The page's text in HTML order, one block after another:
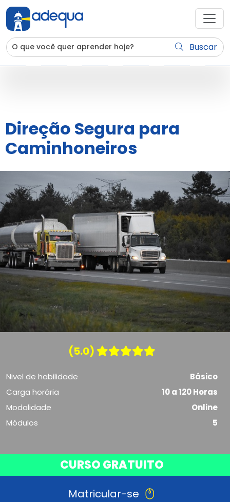
Buscar
Direção Segura para
Caminhoneiros
(5.0)
Nivel de habilidade
Básico
Carga horária
10 a 120 Horas
Modalidade
Online
Módulos
5
CURSO GRATUITO
Matricular-se